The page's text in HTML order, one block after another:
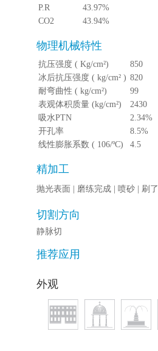
P.R
43.97%
CO2
43.94%
物理机械特性
抗压强度 ( Kg/cm²)
850
冰后抗压强度 ( kg/cm² ) 820
耐弯曲性 ( kg/cm²)
99
表观体积质量 (kg/cm²)
2430
吸水PTN
2.34%
开孔率
8.5%
线性膨胀系数 ( 106/ºC)
4.5
精加工
抛光表面 磨练完成 喷砂 刷了
切割方向
静脉切
推荐应用
外观